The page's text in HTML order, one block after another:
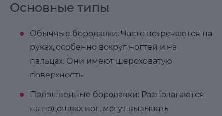
Основные типы
Обычные бородавки: Часто встречаются на
руках, особенно вокруг ногтей и на
пальцах. Они имеют шероховатую
поверхность.
Подошвенные бородавки: Располагаются
на подошвах ног, могут вызывать